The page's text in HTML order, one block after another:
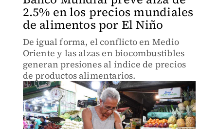
2.5% en los precios mundiales
de alimentos por El Niño
De igual forma, el conflicto en Medio
Oriente y las alzas en biocombustibles
generan presiones al índice de precios
de productos alimentarios.